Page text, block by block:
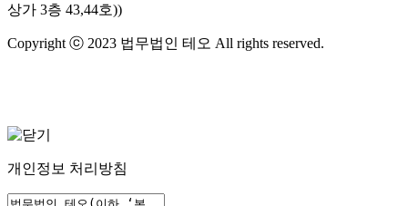
상가 3층 43,44호))
Copyright ⓒ 2023 법무법인 테오 All rights reserved.
개인정보 처리방침